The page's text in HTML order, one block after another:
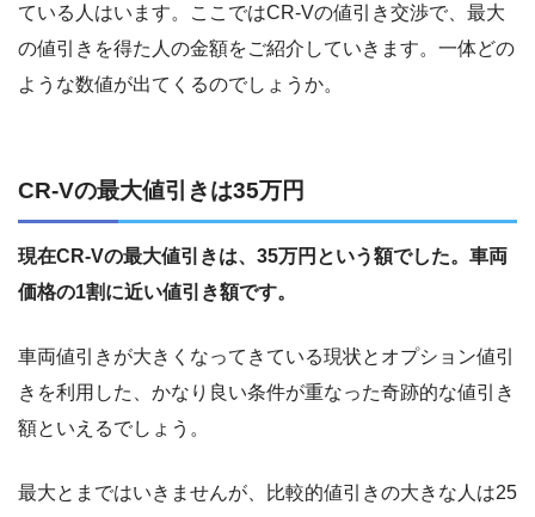
ている人はいます。ここではCR-Vの値引き交渉で、最大
の値引きを得た人の金額をご紹介していきます。一体どの
ような数値が出てくるのでしょうか。
CR-Vの最大値引きは35万円
現在CR-Vの最大値引きは、35万円という額でした。車両
価格の1割に近い値引き額です。
車両値引きが大きくなってきている現状とオプション値引
きを利用した、かなり良い条件が重なった奇跡的な値引き
額といえるでしょう。
最大とまではいきませんが、比較的値引きの大きな人は25